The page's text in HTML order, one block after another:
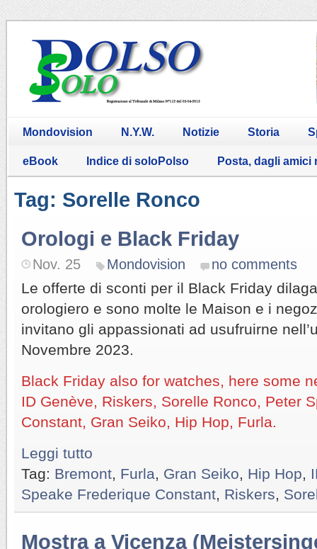
Mondovision N.Y.W. Notizie Storia
eBook Indice di soloPolso Posta, dagli amici
Tag: Sorelle Ronco
Orologi e Black Friday
Nov. 25 Mondovision no comments
Le offerte di sconti per il Black Friday
orologiero e sono molte le Maison e i
invitano gli appassionati ad usufruirne
Novembre 2023.
Black Friday also for watches, here some
ID Genève, Riskers, Sorelle Ronco, Peter
Constant, Gran Seiko, Hip Hop, Furla.
Leggi tutto
Tag: Bremont Furla Gran Seiko Hip Hop
Speake Frederique Constant Riskers
Mostra a Vicenza